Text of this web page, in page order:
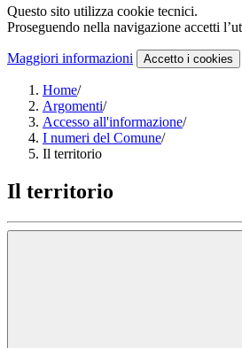
Questo sito utilizza cookie tecnici.
Proseguendo nella navigazione accetti
Maggiori informazioni Accetto i cookies
Home/
Argomenti/
Accesso all'informazione/
I numeri del Comune/
Il territorio
Il territorio